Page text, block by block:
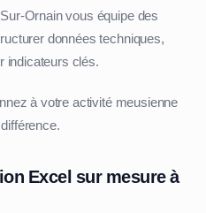
Ornain vous équipe des
données techniques,
indicateurs clés.
à votre activité meusienne
Excel sur mesure à